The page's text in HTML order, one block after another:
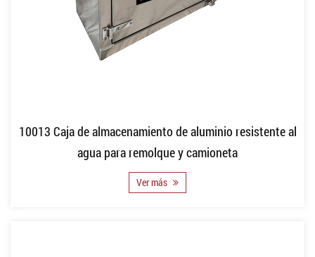
10013 Caja de almacenamiento de aluminio resistente al
agua para remolque y camioneta
Ver más